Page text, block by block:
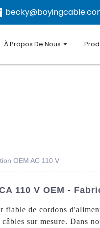
À Propos De Nous
OEM AC 110 V
110 V OEM -
fiable de cordons
sur mesure. Dans